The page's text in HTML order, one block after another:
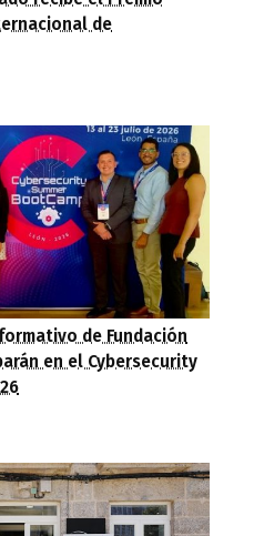
de
de Fundación
en el Cybersecurity